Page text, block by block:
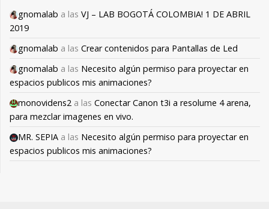
gnomalab a las VJ – LAB BOGOTÁ COLOMBIA! 1 DE ABRIL
2019
gnomalab a las Crear contenidos para Pantallas de Led
gnomalab a las Necesito algún permiso para proyectar en
espacios publicos mis animaciones?
monovidens2 a las Conectar Canon t3i a resolume 4 arena,
para mezclar imagenes en vivo.
MR. SEPIA a las Necesito algún permiso para proyectar en
espacios publicos mis animaciones?